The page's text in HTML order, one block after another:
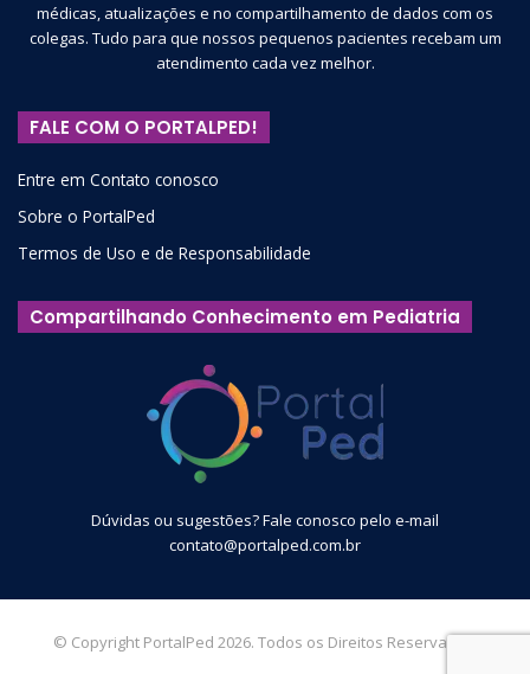
médicas, atualizações e no compartilhamento de dados com os
colegas. Tudo para que nossos pequenos pacientes recebam um
atendimento cada vez melhor.
FALE COM O PORTALPED!
Entre em Contato conosco
Sobre o PortalPed
Termos de Uso e de Responsabilidade
Compartilhando Conhecimento em Pediatria
Dúvidas ou sugestões? Fale conosco pelo e-mail
contato@portalped.com.br
© Copyright PortalPed 2026. Todos os Direitos Reservados.